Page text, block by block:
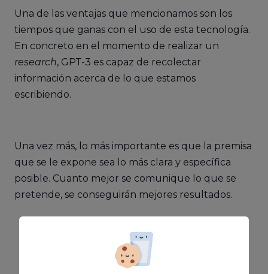
Una de las ventajas que mencionamos son los
tiempos que ganas con el uso de esta tecnología.
En concreto en el momento de realizar un
research, GPT-3 es capaz de recolectar
información acerca de lo que estamos
escribiendo.
Una vez más, lo más importante es que la premisa
que se le expone sea lo más clara y específica
posible. Cuanto mejor se comunique lo que se
pretende, se conseguirán mejores resultados.